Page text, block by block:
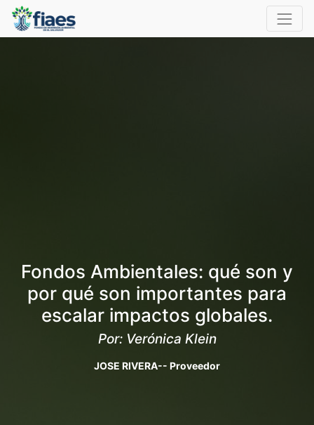
Fondos Ambientales: qué son y
por qué son importantes para
escalar impactos globales.
Por: Verónica Klein
JOSE RIVERA-- Proveedor